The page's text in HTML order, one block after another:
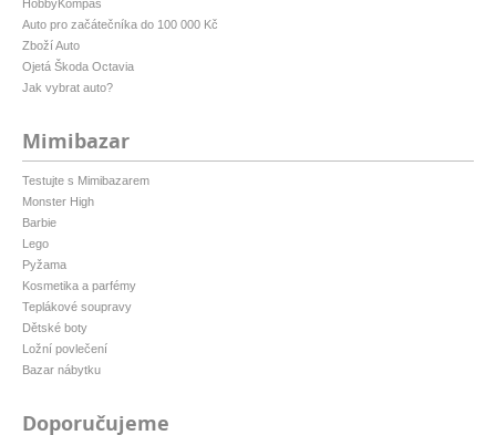
HobbyKompas
Auto pro začátečníka do 100 000 Kč
Zboží Auto
Ojetá Škoda Octavia
Jak vybrat auto?
Mimibazar
Testujte s Mimibazarem
Monster High
Barbie
Lego
Pyžama
Kosmetika a parfémy
Teplákové soupravy
Dětské boty
Ložní povlečení
Bazar nábytku
Doporučujeme